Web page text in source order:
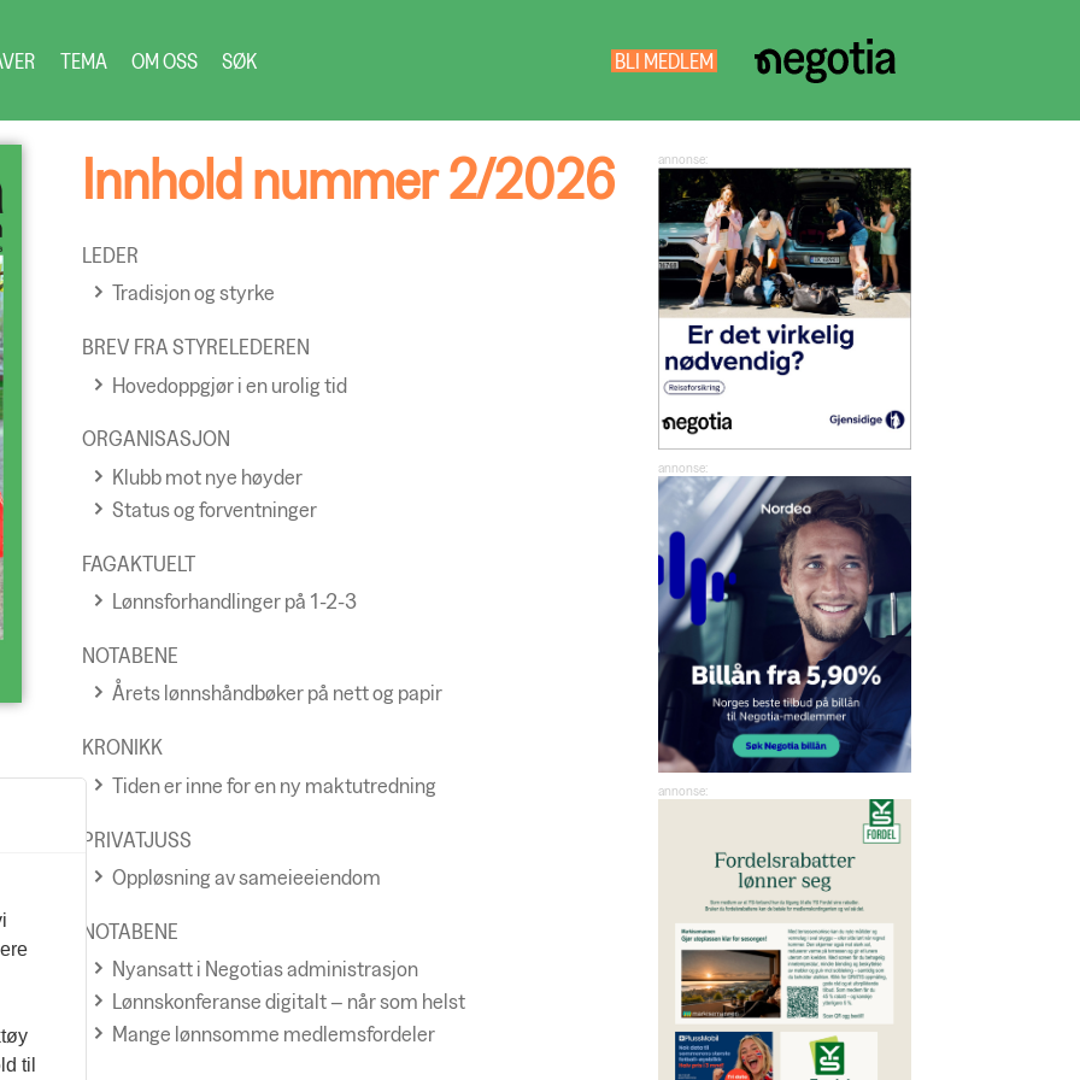
TEMA OM OSS SØK BLI MEDLEM NEGOTIA
Innhold nummer 2/2026
LEDER
Tradisjon og styrke
BREV FRA STYRELEDEREN
Hovedoppgjør i en urolig tid
ORGANISASJON
Klubb mot nye høyder
Status og forventninger
FAGAKTUELT
Lønnsforhandlinger på 1-2-3
NOTABENE
Årets lønnshåndbøker på nett og papir
KRONIKK
Tiden er inne for en ny maktutredning
PRIVATJUSS
Oppløsning av sameieeiendom
NOTABENE
Nyansatt i Negotias administrasjon
Lønnskonferanse digitalt – når som helst
Mange lønnsomme medlemsfordeler
til